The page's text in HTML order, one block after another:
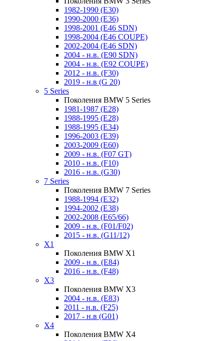
1982-1990 (E30)
1990-2000 (E36)
1998-2001 (E46 SDN)
1998-2004 (E46 COUPE)
2002-2004 (E46 SDN)
2004 - н.в. (E90 SDN)
2004 - н.в. (E92 COUPE)
2012 - н.в. (F30)
2019 - н.в (G 20)
5 Series
Поколения BMW 5 Series
1981-1987 (E28)
1988-1995 (E28)
1988-1995 (E34)
1996-2003 (E39)
2003-2009 (E60)
2009 - н.в. (F07 GT)
2010 - н.в. (F10)
2016 - н.в. (G30)
7 Series
Поколения BMW 7 Series
1988-1994 (E32)
1994-2002 (E38)
2002-2008 (E65/66)
2009 - н.в. (F01/F02)
2015 - н.в. (G11/12)
X1
Поколения BMW X1
2009 - н.в. (E84)
2016 - н.в. (F48)
X3
Поколения BMW X3
2004 - н.в. (E83)
2011 - н.в. (F25)
2017 - н.в (G01)
X4
Поколения BMW X4